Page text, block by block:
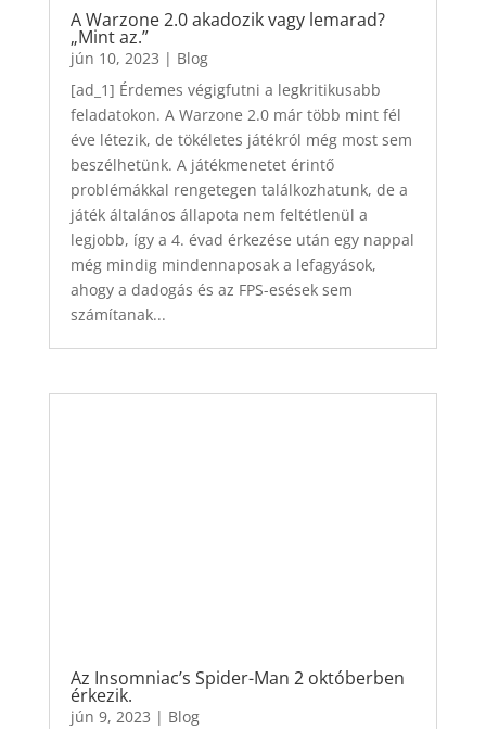
A Warzone 2.0 akadozik vagy lemarad?
„Mint az.”
jún 10, 2023 | Blog
[ad_1] Érdemes végigfutni a legkritikusabb
feladatokon. A Warzone 2.0 már több mint fél
éve létezik, de tökéletes játékról még most sem
beszélhetünk. A játékmenetet érintő
problémákkal rengetegen találkozhatunk, de a
játék általános állapota nem feltétlenül a
legjobb, így a 4. évad érkezése után egy nappal
még mindig mindennaposak a lefagyások,
ahogy a dadogás és az FPS-esések sem
számítanak...
Az Insomniac’s Spider-Man 2 októberben
érkezik.
jún 9, 2023 | Blog